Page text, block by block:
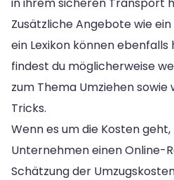
Zusätzliche Angebote wie ein
ein Lexikon können ebenfalls
findest du möglicherweise
zum Thema Umziehen
Tricks.
Wenn es um die Kosten
Unternehmen einen Online-
Schätzung der